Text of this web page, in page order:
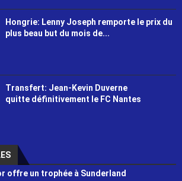
Hongrie: Lenny Joseph remporte le prix du
plus beau but du mois de...
Transfert: Jean-Kevin Duverne
quitte définitivement le FC Nantes
offre un trophée à Sunderland